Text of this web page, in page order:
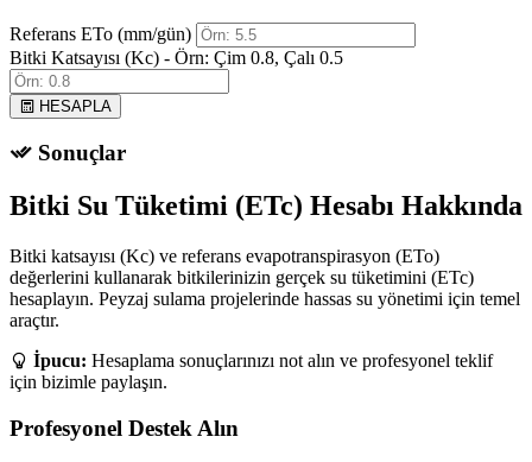
Referans ETo (mm/gün)
Bitki Katsayısı (Kc) - Örn: Çim 0.8, Çalı 0.5
HESAPLA
Sonuçlar
Bitki Su Tüketimi (ETc) Hesabı Hakkında
Bitki katsayısı (Kc) ve referans evapotranspirasyon (ETo)
değerlerini kullanarak bitkilerinizin gerçek su tüketimini (ETc)
hesaplayın. Peyzaj sulama projelerinde hassas su yönetimi için temel
araçtır.
İpucu: Hesaplama sonuçlarınızı not alın ve profesyonel teklif
için bizimle paylaşın.
Profesyonel Destek Alın